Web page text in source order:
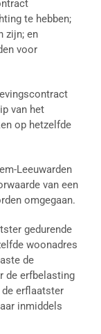
te hebben;
zijn; en
voor
van het
op hetzelfde
Leeuwarden
van een
omgegaan.
gedurende
woonadres
de
de erfbelasting
erflaatster
inmiddels